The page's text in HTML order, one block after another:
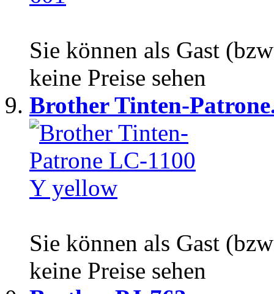
Sie können als Gast
keine Preise sehen
Brother Tinten-
Sie können als Gast
keine Preise sehen